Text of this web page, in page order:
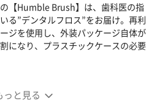
っと見る
【Humble Brush】は、歯科医の指
る”デンタルフロス”をお届け。再利
ジを使用し、外装パッケージ自体が
になり、プラスチックケースの必要
らかじめご了承くださいませ。